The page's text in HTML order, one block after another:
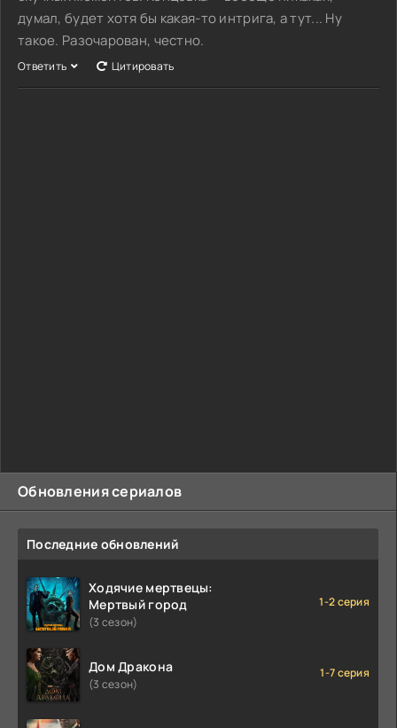
думал, будет хотя бы какая-то интрига, а тут... Ну
такое. Разочарован, честно.
Ответить Цитировать
Обновления сериалов
Последние обновлений
Ходячие мертвецы:
Мертвый город
(3 сезон)
1-2 серия
Дом Дракона
(3 сезон)
1-7 серия